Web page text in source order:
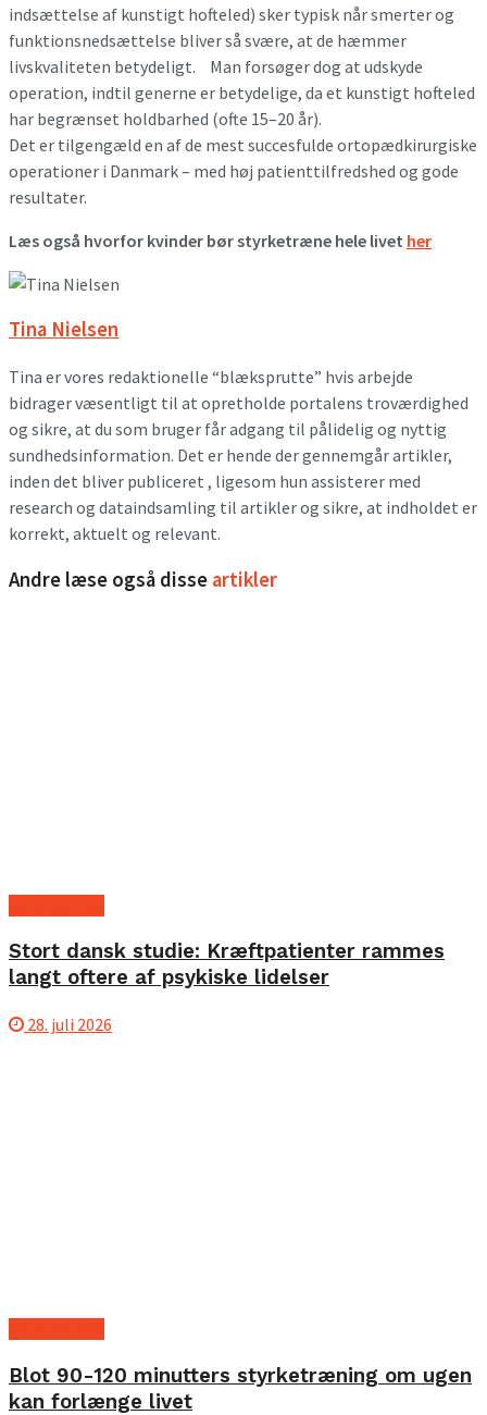
indsættelse af kunstigt hofteled) sker typisk når smerter og
funktionsnedsættelse bliver så svære, at de hæmmer
livskvaliteten betydeligt. Man forsøger dog at udskyde
operation, indtil generne er betydelige, da et kunstigt hofteled
har begrænset holdbarhed (ofte 15–20 år).
Det er tilgengæld en af de mest succesfulde ortopædkirurgiske
operationer i Danmark – med høj patienttilfredshed og gode
resultater.
Læs også hvorfor kvinder bør styrketræne hele livet her
Tina Nielsen
Tina er vores redaktionelle “blæksprutte” hvis arbejde
bidrager væsentligt til at opretholde portalens troværdighed
og sikre, at du som bruger får adgang til pålidelig og nyttig
sundhedsinformation. Det er hende der gennemgår artikler,
inden det bliver publiceret , ligesom hun assisterer med
research og dataindsamling til artikler og sikre, at indholdet er
korrekt, aktuelt og relevant.
Andre læse også disse artikler
Stort dansk studie: Kræftpatienter rammes
langt oftere af psykiske lidelser
28. juli 2026
Blot 90-120 minutters styrketræning om ugen
kan forlænge livet